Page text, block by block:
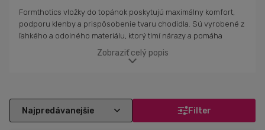
Formthotics vložky do topánok poskytujú maximálny komfort,
podporu klenby a prispôsobenie tvaru chodidla. Sú vyrobené z
ľahkého a odolného materiálu, ktorý tlmí nárazy a pomáha
znižovať únavu nôh. Vďaka anatomickému tvarovaniu zlepšujú
stabilitu, držanie tela a prispievajú k prevencii bolestí
čím zlepšujú celkovú biomechaniku chôdzeVďaka ich odolnosti
Zobraziť celý popis
Filter